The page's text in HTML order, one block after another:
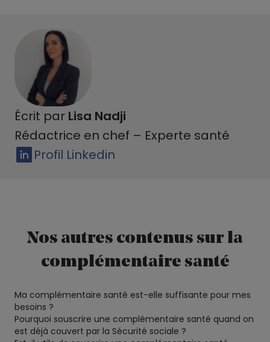
Écrit par Lisa Nadji
Rédactrice en chef – Experte santé
Profil Linkedin
Nos autres contenus sur la
complémentaire santé
Ma complémentaire santé est-elle suffisante pour mes
besoins ?
Pourquoi souscrire une complémentaire santé quand on
est déjà couvert par la Sécurité sociale ?